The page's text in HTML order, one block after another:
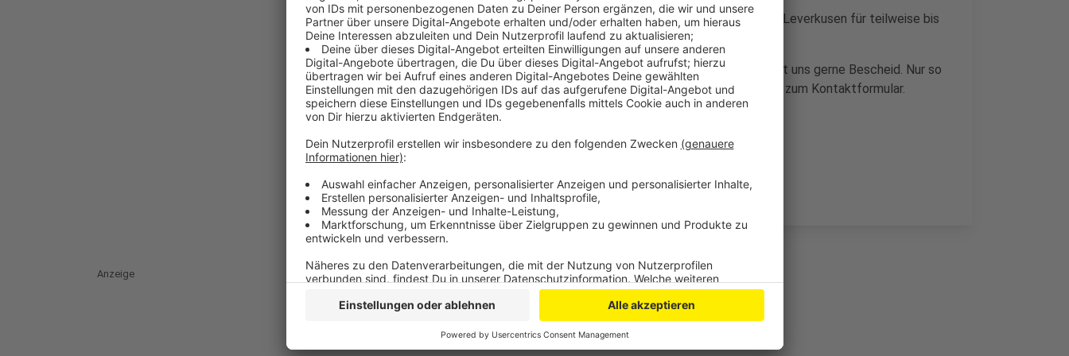
Aus allen Stadtteilen gab es seit Montag Meldungen, dass Radio Leverkusen für teilweise bis
zu einer Minute über UKW-Radios nicht zu hören war.
Sollte es bei euch weiter Probleme mit dem Empfang geben, sagt uns gerne Bescheid. Nur so
können die Techniker der Störung weiter nachgehen. Hier geht es zum Kontaktformular.
Anzeige